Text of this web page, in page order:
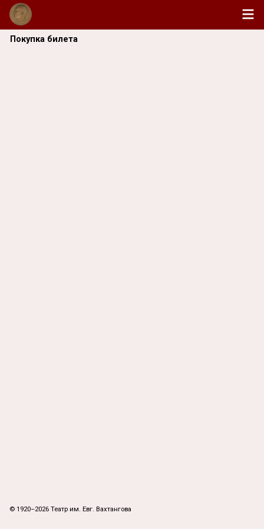
Покупка билета
© 1920–2026 Театр им. Евг. Вахтангова